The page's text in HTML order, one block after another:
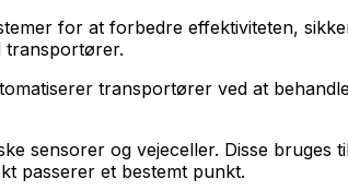
for at forbedre effektiviteten,
transportører.
transportører ved at
sensorer og vejeceller. Disse bruges
passerer et bestemt punkt.